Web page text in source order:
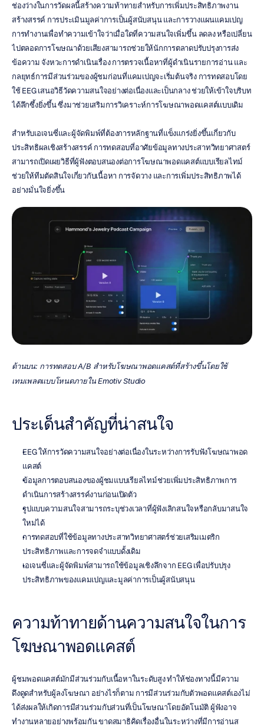
ช่องว่างในการวัดผลนี้สร้างความท้าทายสำหรับการเพิ่มประสิทธิภาพงาน
สร้างสรรค์ การประเมินมูลค่าการเป็นผู้สนับสนุน และการวางแผนแคมเปญ
การทำงานเพื่อทำความเข้าใจว่าเมื่อใดที่ความสนใจเพิ่มขึ้น ลดลง หรือเปลี่ยน
ไปตลอดการโฆษณาด้วยเสียงสามารถช่วยให้นักการตลาดปรับปรุงการส่ง
ข้อความ จังหวะการดำเนินเรื่อง การตรวจเนื้อหาที่ผู้ดำเนินรายการอ่าน และ
กลยุทธ์การมีส่วนร่วมของผู้ชมก่อนที่แคมเปญจะเริ่มต้นจริง การทดสอบโดย
ใช้ EEG เสนอวิธีวัดความสนใจอย่างต่อเนื่องและเป็นกลาง ช่วยให้เข้าใจบริบท
ได้ลึกซึ้งยิ่งขึ้น ซึ่งมาช่วยเสริมการวิเคราะห์การโฆษณาพอดแคสต์แบบเดิม
สำหรับเอเจนซี่และผู้จัดพิมพ์ที่ต้องการหลักฐานที่แข็งแกร่งยิ่งขึ้นเกี่ยวกับ
ประสิทธิผลเชิงสร้างสรรค์ การทดสอบที่อาศัยข้อมูลทางประสาทวิทยาศาสตร์
สามารถเปิดเผยวิธีที่ผู้ฟังตอบสนองต่อการโฆษณาพอดแคสต์แบบเรียลไทม์
ช่วยให้ทีมตัดสินใจเกี่ยวกับเนื้อหา การจัดวาง และการเพิ่มประสิทธิภาพได้
อย่างมั่นใจยิ่งขึ้น
ด้านบน: การทดสอบ A/B สำหรับโฆษณาพอดแคสต์ที่สร้างขึ้นโดยใช้
เทมเพลตแบบโหนดภายใน Emotiv Studio
ประเด็นสำคัญที่น่าสนใจ
EEG ให้การวัดความสนใจอย่างต่อเนื่องในระหว่างการรับฟังโฆษณาพอด
แคสต์
ข้อมูลการตอบสนองของผู้ชมแบบเรียลไทม์ช่วยเพิ่มประสิทธิภาพการ
ดำเนินการสร้างสรรค์งานก่อนเปิดตัว
รูปแบบความสนใจสามารถระบุช่วงเวลาที่ผู้ฟังเลิกสนใจหรือกลับมาสนใจ
ใหม่ได้
การทดสอบที่ใช้ข้อมูลทางประสาทวิทยาศาสตร์ช่วยเสริมเมตริก
ประสิทธิภาพและการจดจำแบบดั้งเดิม
เอเจนซี่และผู้จัดพิมพ์สามารถใช้ข้อมูลเชิงลึกจาก EEG เพื่อปรับปรุง
ประสิทธิภาพของแคมเปญและมูลค่าการเป็นผู้สนับสนุน
ความท้าทายด้านความสนใจในการ
โฆษณาพอดแคสต์
ผู้ชมพอดแคสต์มักมีส่วนร่วมกับเนื้อหาในระดับสูง ทำให้ช่องทางนี้มีความ
ดึงดูดสำหรับผู้ลงโฆษณา อย่างไรก็ตาม การมีส่วนร่วมกับตัวพอดแคสต์เองไม่
ได้ส่งผลให้เกิดการมีส่วนร่วมกับส่วนที่เป็นโฆษณาโดยอัตโนมัติ ผู้ฟังอาจ
ทำงานหลายอย่างพร้อมกัน ขาดสมาธิคิดเรื่องอื่นในระหว่างที่มีการอ่านส